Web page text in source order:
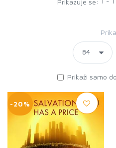
Prikazuje se:
Prikaži samo
-20%